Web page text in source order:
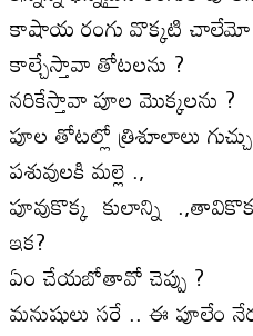
కాషాయ రంగు వొక్కటి చాలేమో
కాల్చేస్తావా తోటలను ?
నరికేస్తావా పూల మొక్కలను ?
పూల తోటల్లో త్రిశూలాలు
పశువులకి మల్లె .,
పూవుకొక్క కులాన్ని
ఇక?
ఏం చేయబోతావో చెప్పు ?
మనుషులు సరే .. ఈ పూలేం